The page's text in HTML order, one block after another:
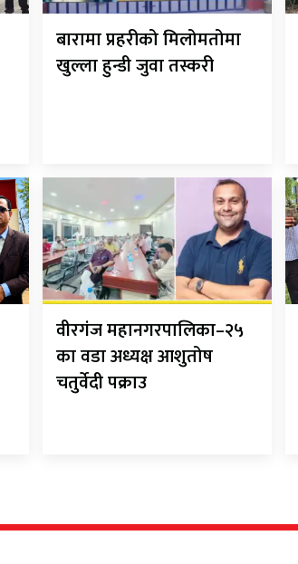
बारामा प्रहरीको मिलोमतोमा
खुल्ला हुन्डी जुवा तस्करी
वीरगंज महानगरपालिका–२५
का वडा अध्यक्ष आशुतोष
चतुर्वेदी पक्राउ